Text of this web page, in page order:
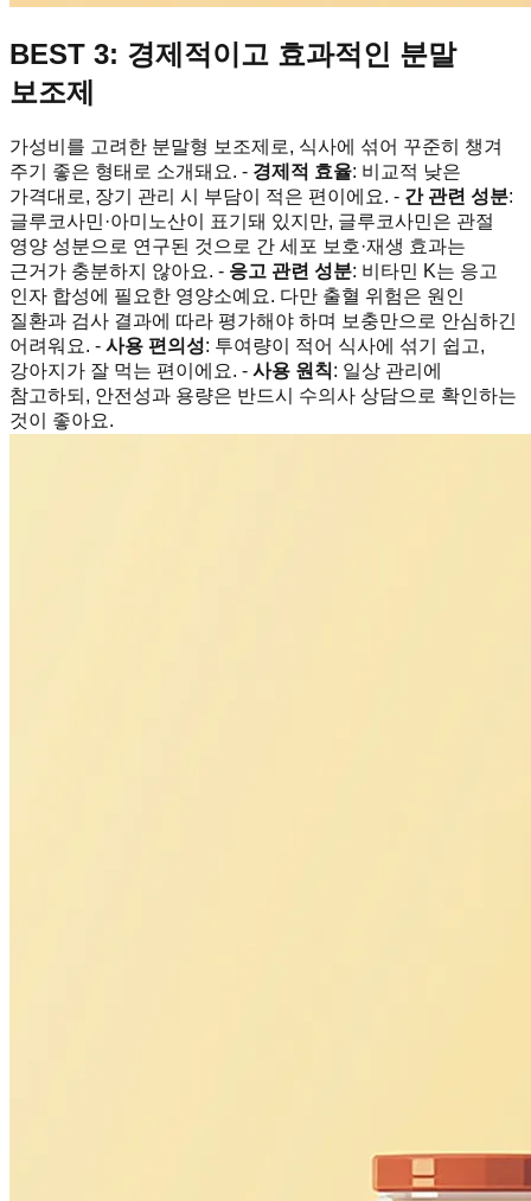
BEST 3: 경제적이고 효과적인 분말
보조제
가성비를 고려한 분말형 보조제로, 식사에 섞어 꾸준히 챙겨
주기 좋은 형태로 소개돼요. - 경제적 효율: 비교적 낮은
가격대로, 장기 관리 시 부담이 적은 편이에요. - 간 관련 성분:
글루코사민·아미노산이 표기돼 있지만, 글루코사민은 관절
영양 성분으로 연구된 것으로 간 세포 보호·재생 효과는
근거가 충분하지 않아요. - 응고 관련 성분: 비타민 K는 응고
인자 합성에 필요한 영양소예요. 다만 출혈 위험은 원인
질환과 검사 결과에 따라 평가해야 하며 보충만으로 안심하긴
어려워요. - 사용 편의성: 투여량이 적어 식사에 섞기 쉽고,
강아지가 잘 먹는 편이에요. - 사용 원칙: 일상 관리에
참고하되, 안전성과 용량은 반드시 수의사 상담으로 확인하는
것이 좋아요.